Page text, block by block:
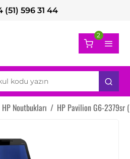
(51) 596 31 44
2
HP Noutbukları / HP Pavilion G6-2379sr